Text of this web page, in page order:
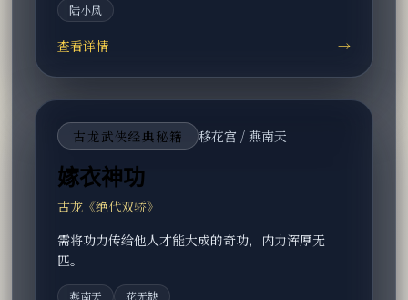
陆小凤
查看详情 →
古龙武侠经典秘籍 移花宫 / 燕南天
嫁衣神功
古龙《绝代双骄》
需将功力传给他人才能大成的奇功，内力浑厚无
匹。
燕南天 花无缺